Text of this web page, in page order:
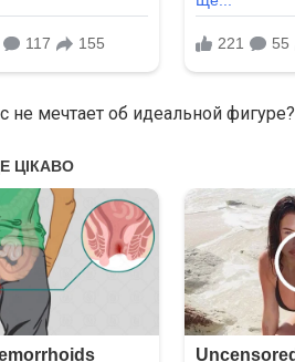
не мечтает об идеальной фигуре?